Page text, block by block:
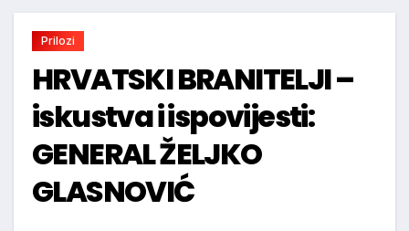
Prilozi
HRVATSKI BRANITELJI –
iskustva i ispovijesti:
GENERAL ŽELJKO
GLASNOVIĆ